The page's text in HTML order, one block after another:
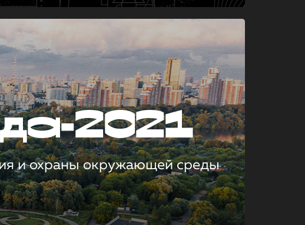
2021
и охраны окружающей среды